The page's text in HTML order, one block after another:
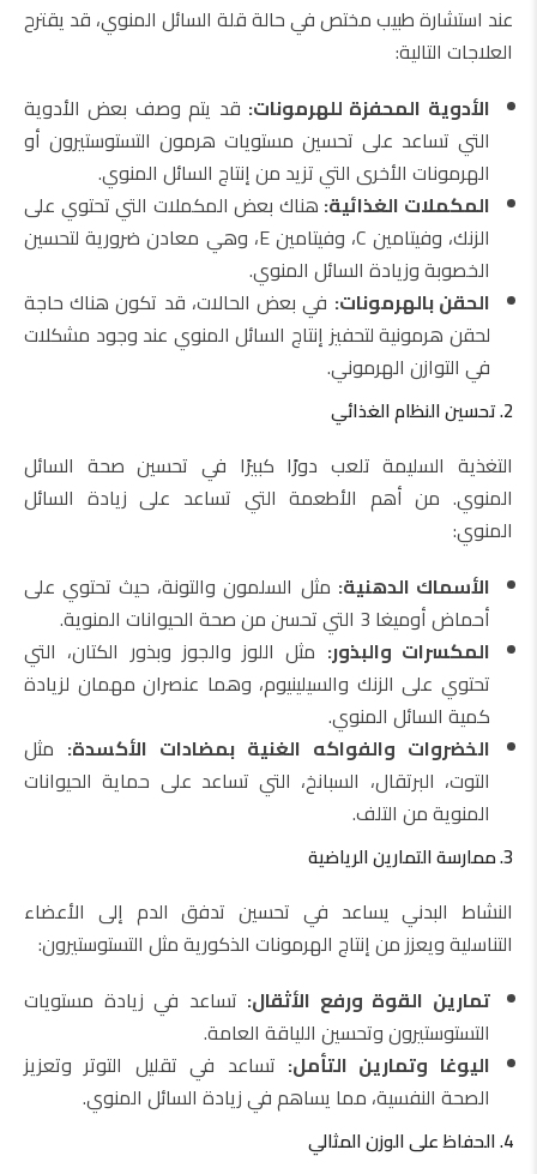
عند استشارة طبيب مختص في حالة قلة السائل المنوي، قد يقترح
العلاجات التالية:
الأدوية المحفزة للهرمونات: قد يتم وصف بعض الأدوية
التي تساعد على تحسين مستويات هرمون التستوستيرون أو
الهرمونات الأخرى التي تزيد من إنتاج السائل المنوي.
المكملات الغذائية: هناك بعض المكملات التي تحتوي على
الزنك، وفيتامين C، وفيتامين E، وهي معادن ضرورية لتحسين
الخصوبة وزيادة السائل المنوي.
الحقن بالهرمونات: في بعض الحالات، قد تكون هناك حاجة
لحقن هرمونية لتحفيز إنتاج السائل المنوي عند وجود مشكلات
في التوازن الهرموني.
2. تحسين النظام الغذائي
التغذية السليمة تلعب دورًا كبيرًا في تحسين صحة السائل
المنوي. من أهم الأطعمة التي تساعد على زيادة السائل
المنوي:
الأسماك الدهنية: مثل السلمون والتونة، حيث تحتوي على
أحماض أوميغا 3 التي تحسن من صحة الحيوانات المنوية.
المكسرات والبذور: مثل اللوز والجوز وبذور الكتان، التي
تحتوي على الزنك والسيلينيوم، وهما عنصران مهمان لزيادة
كمية السائل المنوي.
الخضروات والفواكه الغنية بمضادات الأكسدة: مثل
التوت، البرتقال، السبانخ، التي تساعد على حماية الحيوانات
المنوية من التلف.
3. ممارسة التمارين الرياضية
النشاط البدني يساعد في تحسين تدفق الدم إلى الأعضاء
التناسلية ويعزز من إنتاج الهرمونات الذكورية مثل التستوستيرون:
تمارين القوة ورفع الأثقال: تساعد في زيادة مستويات
التستوستيرون وتحسين اللياقة العامة.
اليوغا وتمارين التأمل: تساعد في تقليل التوتر وتعزيز
الصحة النفسية، مما يساهم في زيادة السائل المنوي.
4. الحفاظ على الوزن المثالي